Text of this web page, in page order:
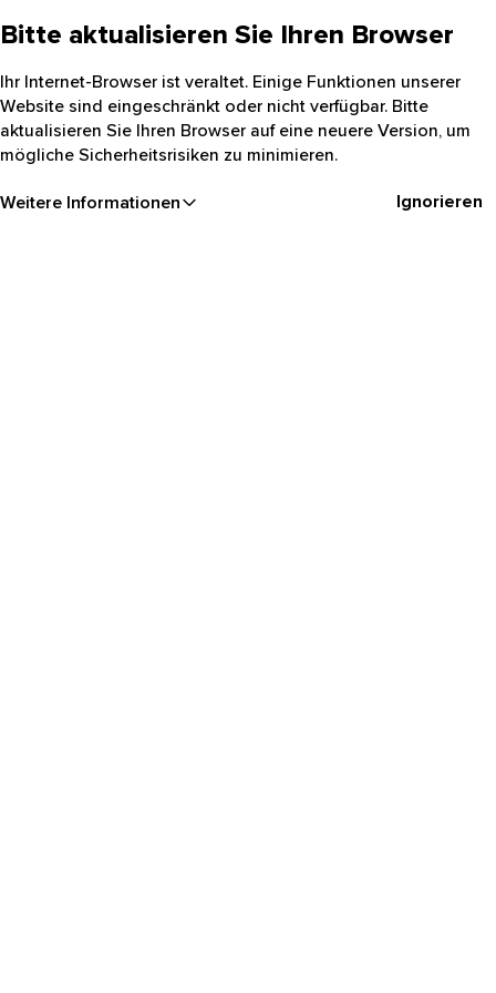
Bitte aktualisieren Sie Ihren Browser
Ihr Internet-Browser ist veraltet. Einige Funktionen unserer
Website sind eingeschränkt oder nicht verfügbar. Bitte
aktualisieren Sie Ihren Browser auf eine neuere Version, um
mögliche Sicherheitsrisiken zu minimieren.
Weitere Informationen Ignorieren